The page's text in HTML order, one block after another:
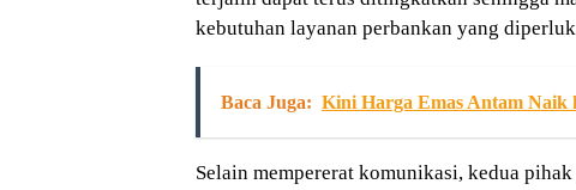
kebutuhan layanan perbankan yang
Baca Juga: Kini Harga Emas Antam Naik
Selain mempererat komunikasi, kedua